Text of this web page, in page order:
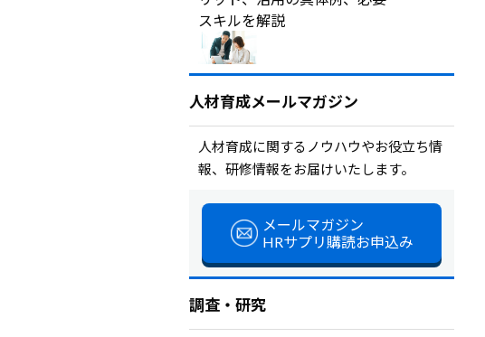
スキルを解説
人材育成メールマガジン
人材育成に関するノウハウやお役立ち情
報、研修情報をお届けいたします。
メールマガジン
HRサプリ購読お申込み
調査・研究